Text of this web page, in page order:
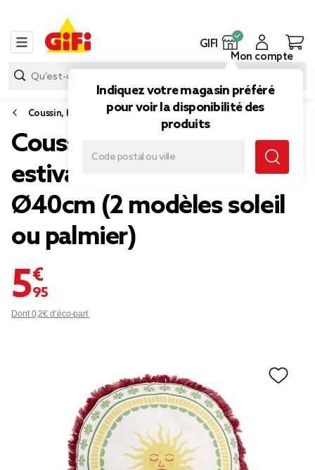
GIFI
Indiquez votre magasin préféré
pour voir la disponibilité des
produits
Mon compte
Coussin, housse de coussin et rembourrage
Coussin rond lin motif
estival bord à franges
Ø40cm (2 modèles soleil
ou palmier)
5,95 €
Dont 0,2€ d’éco-part